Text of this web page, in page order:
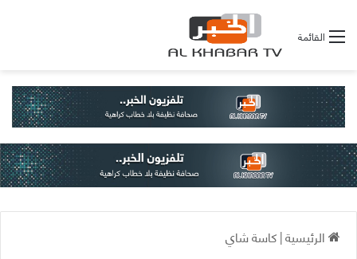
القائمة
الرئيسية|كاسة شاي